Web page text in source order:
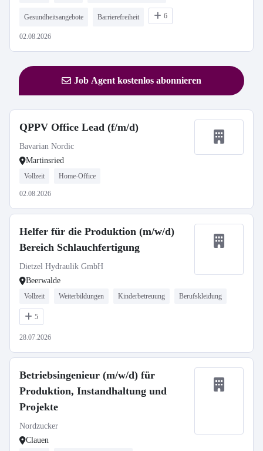
Gesundheitsangebote Barrierefreiheit 6
02.08.2026
Job Agent kostenlos abonnieren
QPPV Office Lead (f/m/d)
Bavarian Nordic
Martinsried
Vollzeit Home-Office
02.08.2026
Helfer für die Produktion (m/w/d)
Bereich Schlauchfertigung
Dietzel Hydraulik GmbH
Beerwalde
Vollzeit Weiterbildungen Kinderbetreuung Berufskleidung
5
28.07.2026
Betriebsingenieur (m/w/d) für
Produktion, Instandhaltung und
Projekte
Nordzucker
Clauen